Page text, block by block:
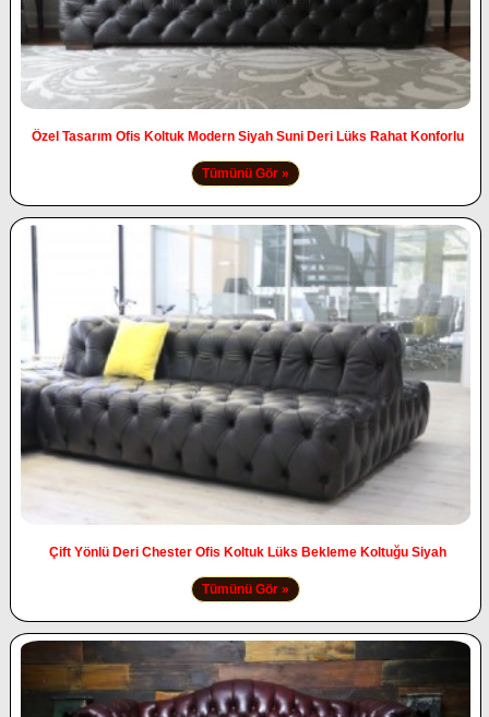
Özel Tasarım Ofis Koltuk Modern Siyah Suni Deri Lüks Rahat Konforlu
Tümünü Gör »
Çift Yönlü Deri Chester Ofis Koltuk Lüks Bekleme Koltuğu Siyah
Tümünü Gör »